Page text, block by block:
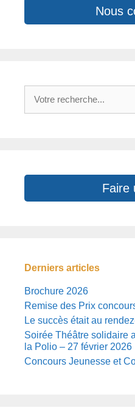
Nous
Faire
Derniers articles
Brochure 2026
Remise des Prix
Le succès était au
Soirée Théâtre solidaire
la Polio – 27 février 2026
Concours Jeunesse et